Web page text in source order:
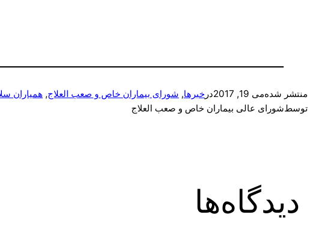
منتشر شدهمی 19, 2017 در خبرها, شورای بیماران خاص و صعب العلاج, همیاران
توسطشورای عالی بیماران خاص و صعب العلاج
دیدگاه‌ها